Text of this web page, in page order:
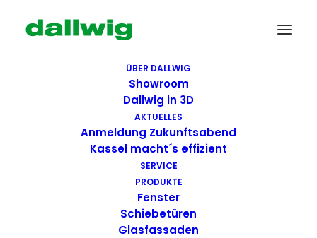
ÜBER DALLWIG
Showroom
Dallwig in 3D
AKTUELLES
Anmeldung Zukunftsabend
Kassel macht´s effizient
SERVICE
PRODUKTE
Fenster
Schiebetüren
Glasfassaden
Wir suchen Dich!